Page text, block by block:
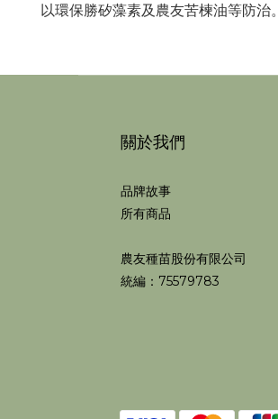
以環保勝矽藻素及農友苦楝油等防治。
關於我們
品牌故事
所有商品
農友種苗股份有限公司
統編：75579783